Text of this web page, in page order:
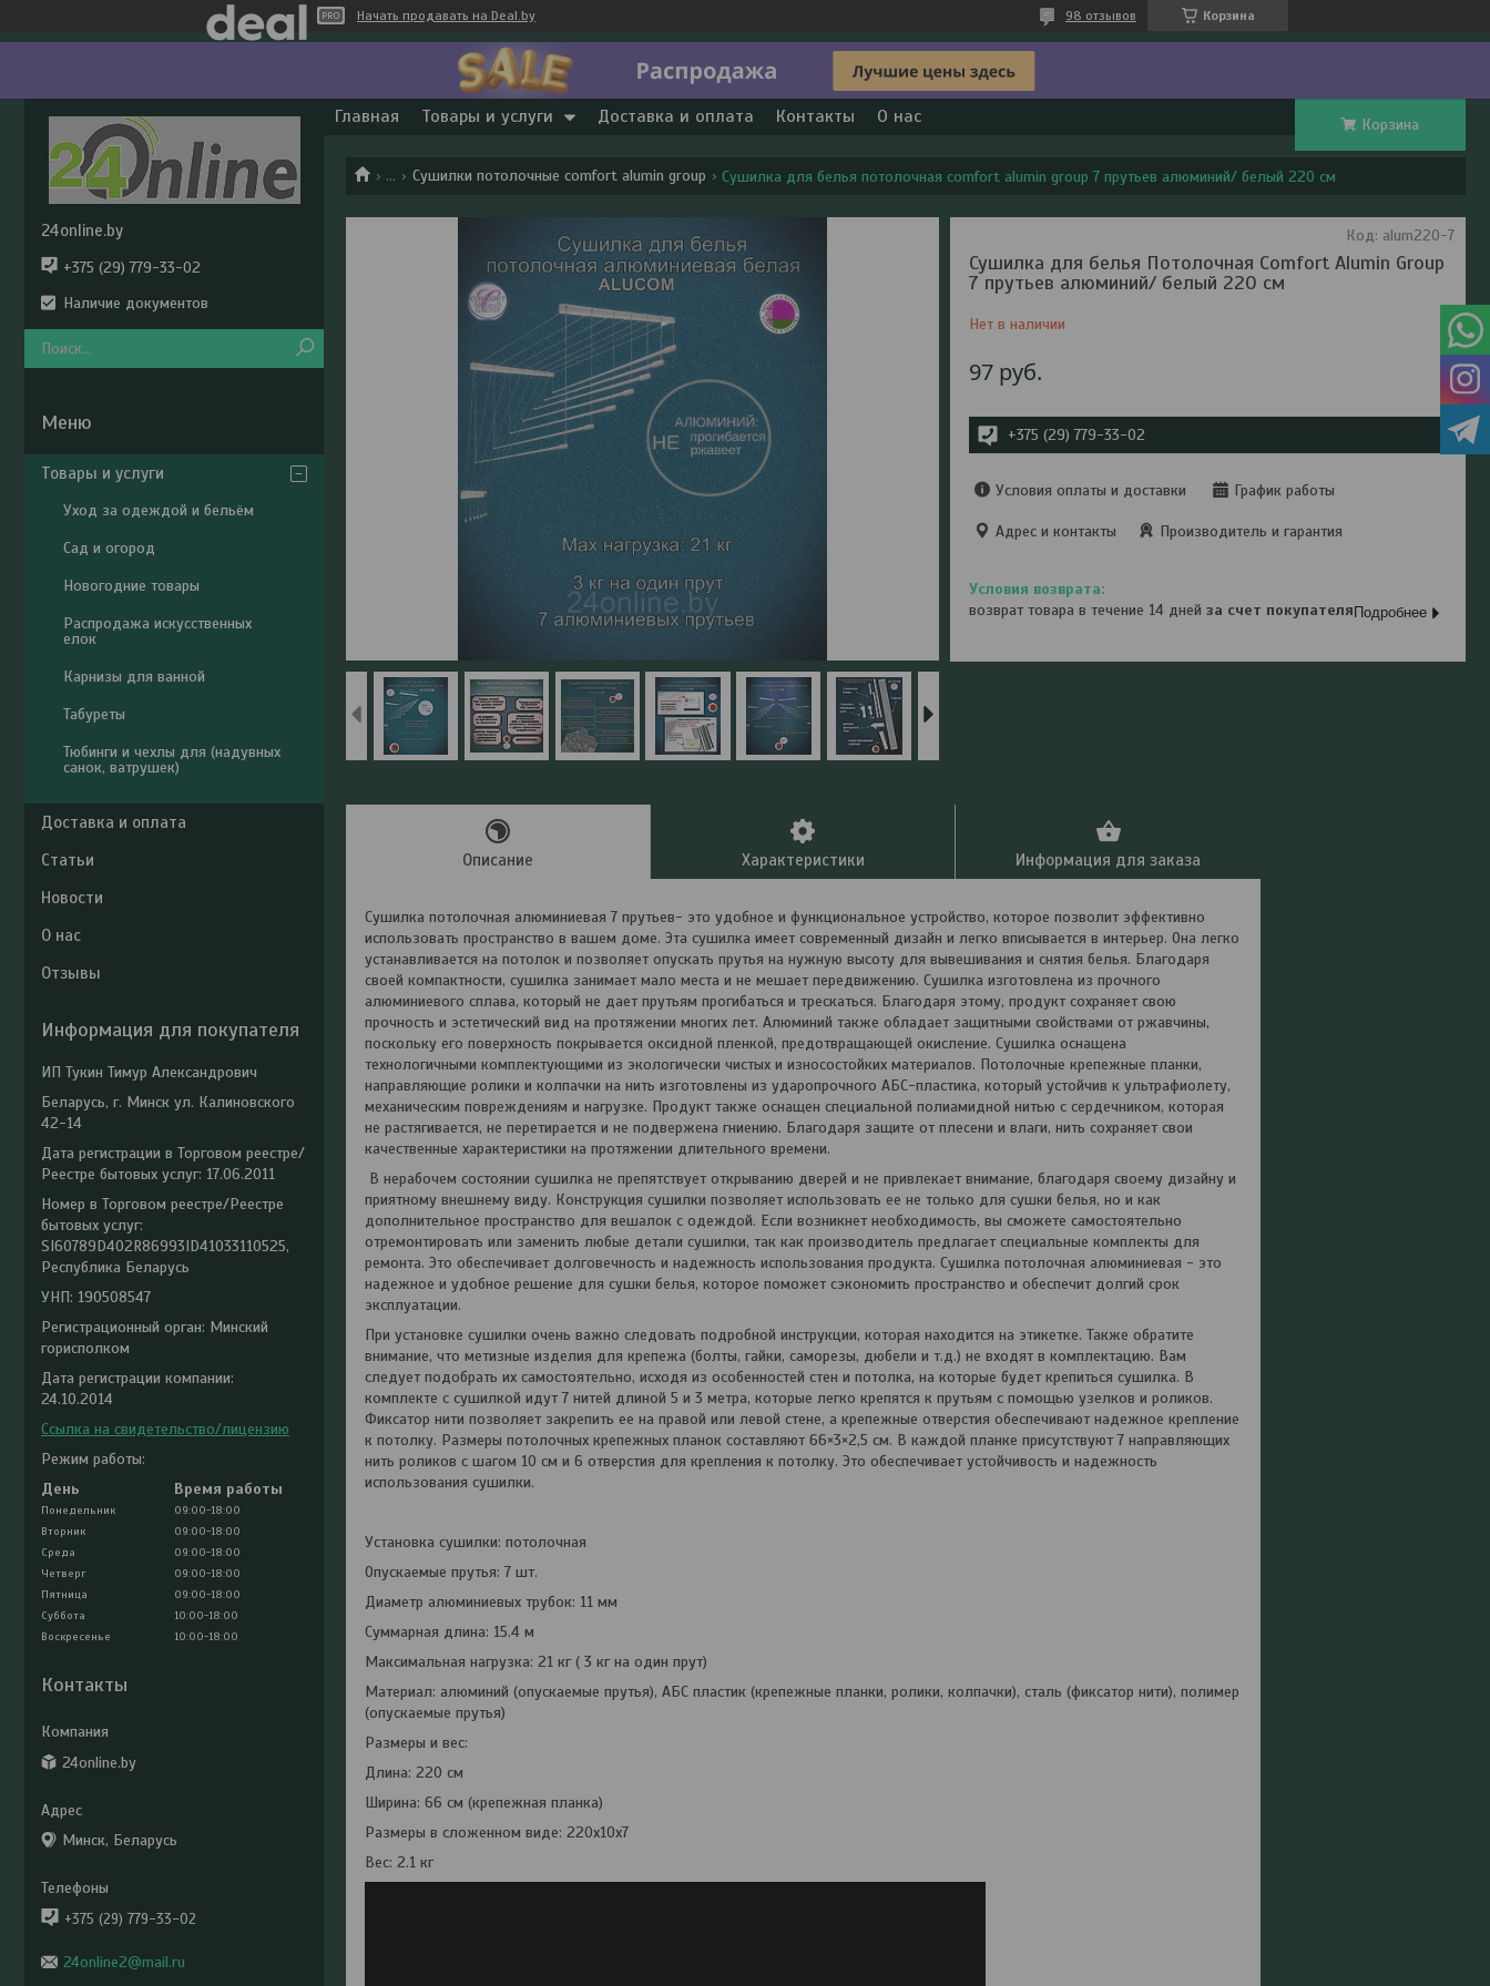
Начать продавать на Deal.by Корзина
98 отзывов
Главная Товары и услуги Доставка и оплата Контакты О нас Корзина
... Сушилки потолочные comfort alumin group Сушилка для белья потолочная comfort alumin group 7 прутьев алюминий/ белый 220 см
Сушилка для белья Потолочная Comfort Alumin Group
7 прутьев алюминий/ белый 220 см
Нет в наличии
Код: alum220-7
97 руб.
+375 (29) 779-33-02
Условия оплаты и доставки График работы
Адрес и контакты Производитель и гарантия
возврат товара в течение 14 днейза счет покупателя Подробнее
Описание Характеристики Информация для заказа
Сушилка потолочная алюминиевая 7 прутьев- это удобное и функциональное устройство, которое позволит эффективно
использовать пространство в вашем доме. Эта сушилка имеет современный дизайн и легко вписывается в интерьер. Она легко
устанавливается на потолок и позволяет опускать прутья на нужную высоту для вывешивания и снятия белья. Благодаря
своей компактности, сушилка занимает мало места и не мешает передвижению. Сушилка изготовлена из прочного
алюминиевого сплава, который не дает прутьям прогибаться и трескаться. Благодаря этому, продукт сохраняет свою
прочность и эстетический вид на протяжении многих лет. Алюминий также обладает защитными свойствами от ржавчины,
поскольку его поверхность покрывается оксидной пленкой, предотвращающей окисление. Сушилка оснащена
технологичными комплектующими из экологически чистых и износостойких материалов. Потолочные крепежные планки,
направляющие ролики и колпачки на нить изготовлены из ударопрочного АБС-пластика, который устойчив к ультрафиолету,
механическим повреждениям и нагрузке. Продукт также оснащен специальной полиамидной нитью с сердечником, которая
не растягивается, не перетирается и не подвержена гниению. Благодаря защите от плесени и влаги, нить сохраняет свои
качественные характеристики на протяжении длительного времени.
В нерабочем состоянии сушилка не препятствует открыванию дверей и не привлекает внимание, благодаря своему дизайну и
приятному внешнему виду. Конструкция сушилки позволяет использовать ее не только для сушки белья, но и как
дополнительное пространство для вешалок с одеждой. Если возникнет необходимость, вы сможете самостоятельно
отремонтировать или заменить любые детали сушилки, так как производитель предлагает специальные комплекты для
ремонта. Это обеспечивает долговечность и надежность использования продукта. Сушилка потолочная алюминиевая - это
надежное и удобное решение для сушки белья, которое поможет сэкономить пространство и обеспечит долгий срок
эксплуатации.
При установке сушилки очень важно следовать подробной инструкции, которая находится на этикетке. Также обратите
внимание, что метизные изделия для крепежа (болты, гайки, саморезы, дюбели и т.д.) не входят в комплектацию. Вам
следует подобрать их самостоятельно, исходя из особенностей стен и потолка, на которые будет крепиться сушилка. В
комплекте с сушилкой идут 7 нитей длиной 5 и 3 метра, которые легко крепятся к прутьям с помощью узелков и роликов.
Фиксатор нити позволяет закрепить ее на правой или левой стене, а крепежные отверстия обеспечивают надежное крепление
к потолку. Размеры потолочных крепежных планок составляют 66×3×2,5 см. В каждой планке присутствуют 7 направляющих
нить роликов с шагом 10 см и 6 отверстия для крепления к потолку. Это обеспечивает устойчивость и надежность
использования сушилки.
Установка сушилки: потолочная
Опускаемые прутья: 7 шт.
Диаметр алюминиевых трубок: 11 мм
Суммарная длина: 15.4 м
Максимальная нагрузка: 21 кг ( 3 кг на один прут)
Материал: алюминий (опускаемые прутья), АБС пластик (крепежные планки, ролики, колпачки), сталь (фиксатор нити), полимер
(опускаемые прутья)
Размеры и вес:
Длина: 220 см
Ширина: 66 см (крепежная планка)
Размеры в сложенном виде: 220х10х7
Вес: 2.1 кг
24online.by
+375 (29) 779-33-02
Наличие документов
Товары и услуги
Уход за одеждой и бельём
Сад и огород
Новогодние товары
Распродажа искусственных
елок
Карнизы для ванной
Табуреты
Тюбинги и чехлы для (надувных
санок, ватрушек)
Доставка и оплата
Статьи
Новости
О нас
Отзывы
Информация для покупателя
ИП Тукин Тимур Александрович
Беларусь, г. Минск ул. Калиновского
42-14
Дата регистрации в Торговом реестре/
Реестре бытовых услуг: 17.06.2011
Номер в Торговом реестре/Реестре
бытовых услуг:
SI60789D402R86993ID41033110525,
Республика Беларусь
УНП: 190508547
Регистрационный орган: Минский
горисполком
Дата регистрации компании:
24.10.2014
Ссылка на свидетельство/лицензию
Режим работы:
День
Время работы
Понедельник
09:00-18:00
Вторник
09:00-18:00
Среда
09:00-18:00
Четверг
09:00-18:00
Пятница
09:00-18:00
Суббота
10:00-18:00
Воскресенье
10:00-18:00
Контакты
24online.by
Минск, Беларусь
+375 (29) 779-33-02
24online2@mail.ru